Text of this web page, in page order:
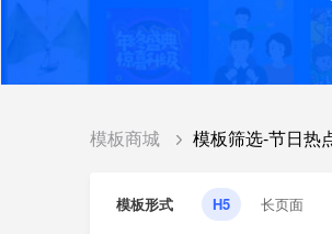
模板商城 模板筛选-节日热
模板形式 H5 长页面